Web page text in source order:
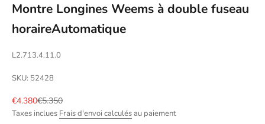
Montre Longines Weems à double fuseau
horaireAutomatique
L2.713.4.11.0
SKU: 52428
Prix de vente
€4.380Prix normal
€5.350
Taxes inclues Frais d'envoi calculésau paiement